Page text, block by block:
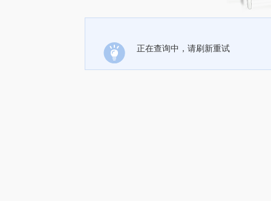
正在查询中，请刷新重试